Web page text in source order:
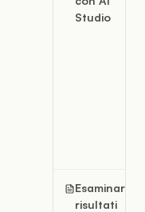
Studio
Esaminare i
risultati